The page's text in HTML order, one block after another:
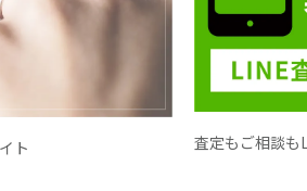
ト 査定もご相談も